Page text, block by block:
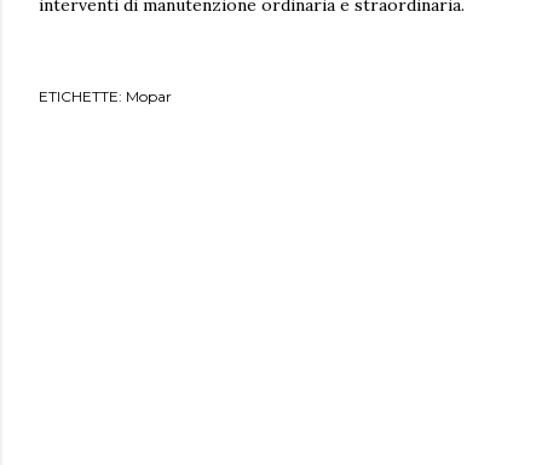
interventi di manutenzione ordinaria e straordinaria.
ETICHETTE: Mopar